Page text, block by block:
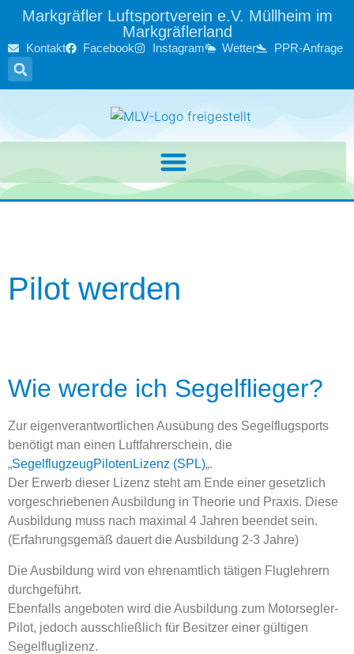
Markgräfler Luftsportverein e.V. Müllheim im
Markgräflerland
Kontakt Facebook Instagram Wetter PPR-Anfrage
Pilot werden
Wie werde ich Segelflieger?
Zur eigenverantwortlichen Ausübung des Segelflugsports
benötigt man einen Luftfahrerschein, die
„SegelflugzeugPilotenLizenz (SPL)„.
Der Erwerb dieser Lizenz steht am Ende einer gesetzlich
vorgeschriebenen Ausbildung in Theorie und Praxis. Diese
Ausbildung muss nach maximal 4 Jahren beendet sein.
(Erfahrungsgemäß dauert die Ausbildung 2-3 Jahre)
Die Ausbildung wird von ehrenamtlich tätigen Fluglehrern
durchgeführt.
Ebenfalls angeboten wird die Ausbildung zum Motorsegler-
Pilot, jedoch ausschließlich für Besitzer einer gültigen
Segelfluglizenz.